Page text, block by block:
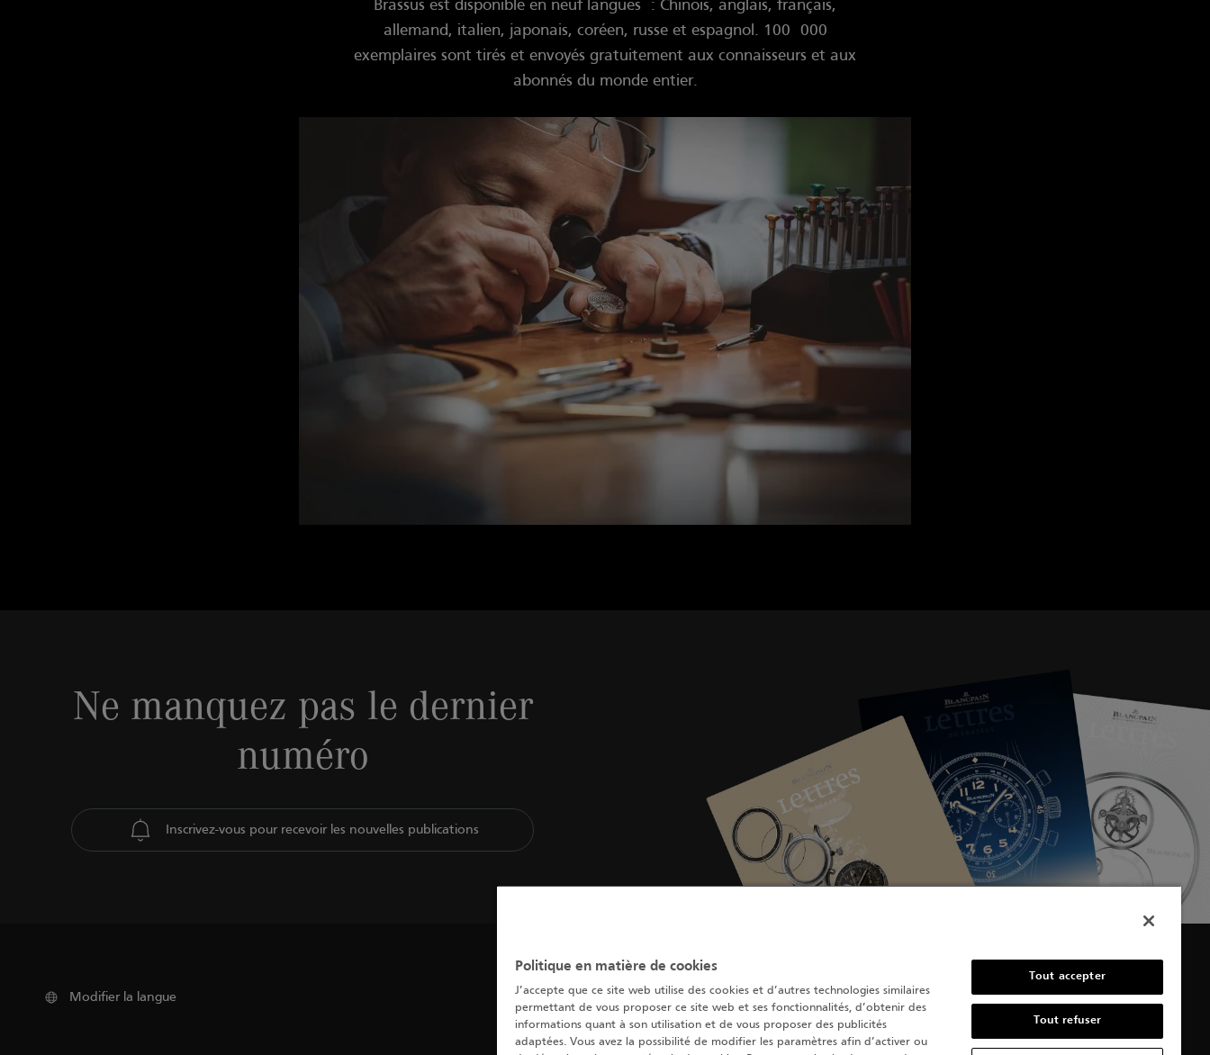
Brassus est disponible en neuf langues : Chinois, anglais, français,
allemand, italien, japonais, coréen, russe et espagnol. 100 000
exemplaires sont tirés et envoyés gratuitement aux connaisseurs et aux
abonnés du monde entier.
Ne manquez pas le dernier
numéro
Inscrivez-vous pour recevoir les nouvelles publications
Modifier la langue
Politique en matière de cookies
J’accepte que ce site web utilise des cookies et d’autres technologies similaires
permettant de vous proposer ce site web et ses fonctionnalités, d’obtenir des
informations quant à son utilisation et de vous proposer des publicités
adaptées. Vous avez la possibilité de modifier les paramètres afin d’activer ou
Tout accepter
Tout refuser